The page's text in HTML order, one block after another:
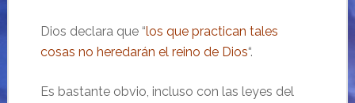
Dios declara que “los que practican tales
cosas no heredarán el reino de Dios“.
Es bastante obvio, incluso con las leyes del